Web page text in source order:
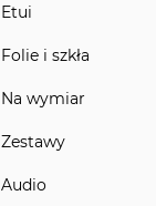
Etui
Folie i szkła
Na wymiar
Zestawy
Audio